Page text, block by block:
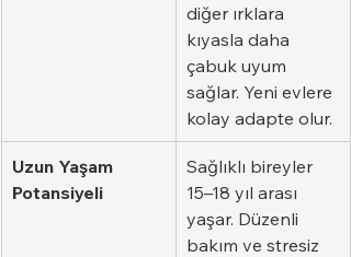
diğer ırklara
kıyasla daha
çabuk uyum
sağlar. Yeni evlere
kolay adapte olur.
Uzun Yaşam
Potansiyeli
Sağlıklı bireyler
15–18 yıl arası
yaşar. Düzenli
bakım ve stresiz